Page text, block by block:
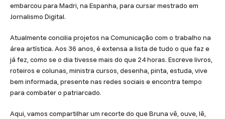
embarcou para Madri, na Espanha, para cursar mestrado em
Jornalismo Digital.
Atualmente concilia projetos na Comunicação com o trabalho na
área artística. Aos 36 anos, é extensa a lista de tudo o que faz e
já fez, como se o dia tivesse mais do que 24 horas. Escreve livros,
roteiros e colunas, ministra cursos, desenha, pinta, estuda, vive
bem informada, presente nas redes sociais e encontra tempo
para combater o patriarcado.
Aqui, vamos compartilhar um recorte do que Bruna vê, ouve, lê,